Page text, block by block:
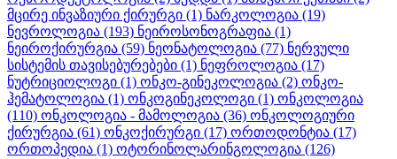
მცირე ინვაზიური ქირურგი (1) ნარკოლოგია (19)
ნევროლოგია (193) ნეიროსონოგრაფია (1)
ნეიროქირურგია (59) ნეონატოლოგია (77) ნერვული
სისტემის თავისებურებები (1) ნეფროლოგია (17)
ნუტრიციოლოგი (1) ონკო-გინეკოლოგია (2) ონკო-
ჰემატოლოგია (1) ონკოგინეკოლოგი (1) ონკოლოგია
(110) ონკოლოგია - მამოლოგია (36) ონკოლოგიური
ქირურგია (61) ონკოქირურგი (17) ორთოდონტია (17)
ორთოპედია (1) ოტორინოლარინგოლოგია (126)